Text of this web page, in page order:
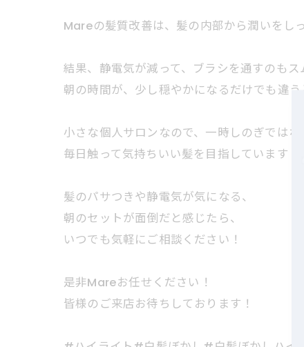
Mareの髪質改善は、髪の内部から潤いをし
結果、静電気が減って、ブラシを通すのもス
朝の時間が、少し穏やかになるだけでも違う
小さな個人サロンなので、一時しのぎではな
毎日触って気持ちいい髪を目指しています！
髪のパサつきや静電気が気になる、
朝のセットが面倒だと感じたら、
いつでも気軽にご相談ください！
是非Mareお任せください！
皆様のご来店お待ちしております！